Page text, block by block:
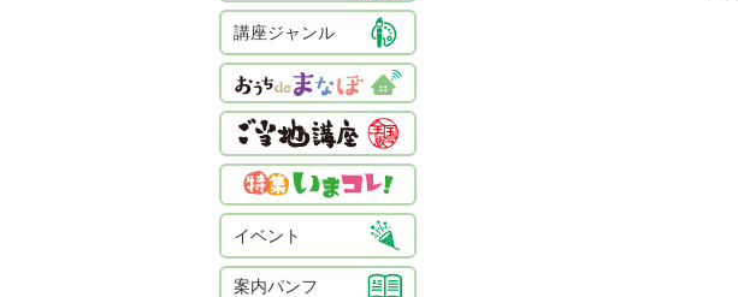
講座ジャンル
イベント
案内パンフ